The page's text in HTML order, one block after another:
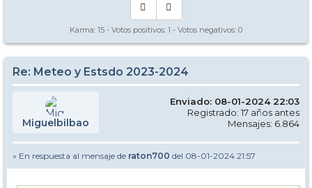
Karma: 15 - Votos positivos: 1 - Votos negativos: 0
Re: Meteo y Estsdo 2023-2024
Miguelbilbao
Enviado: 08-01-2024 22:03
Registrado: 17 años antes
Mensajes: 6.864
» En respuesta al mensaje de raton700 del 08-01-2024 21:57